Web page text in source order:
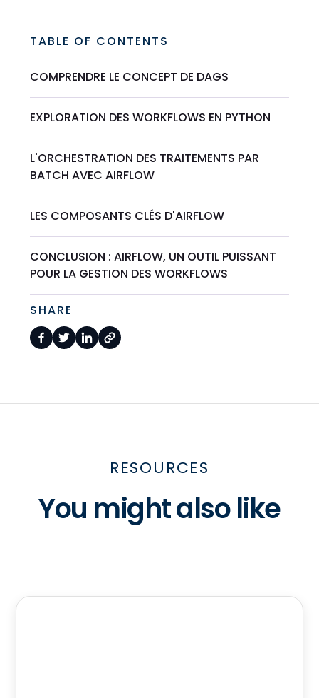
TABLE OF CONTENTS
COMPRENDRE LE CONCEPT DE DAGS
EXPLORATION DES WORKFLOWS EN PYTHON
L'ORCHESTRATION DES TRAITEMENTS PAR
BATCH AVEC AIRFLOW
LES COMPOSANTS CLÉS D'AIRFLOW
CONCLUSION : AIRFLOW, UN OUTIL PUISSANT
POUR LA GESTION DES WORKFLOWS
SHARE
RESOURCES
You might also like